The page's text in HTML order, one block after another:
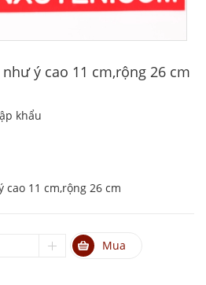
ý cao 11 cm,rộng 26 cm
khẩu
cao 11 cm,rộng 26 cm
Mua